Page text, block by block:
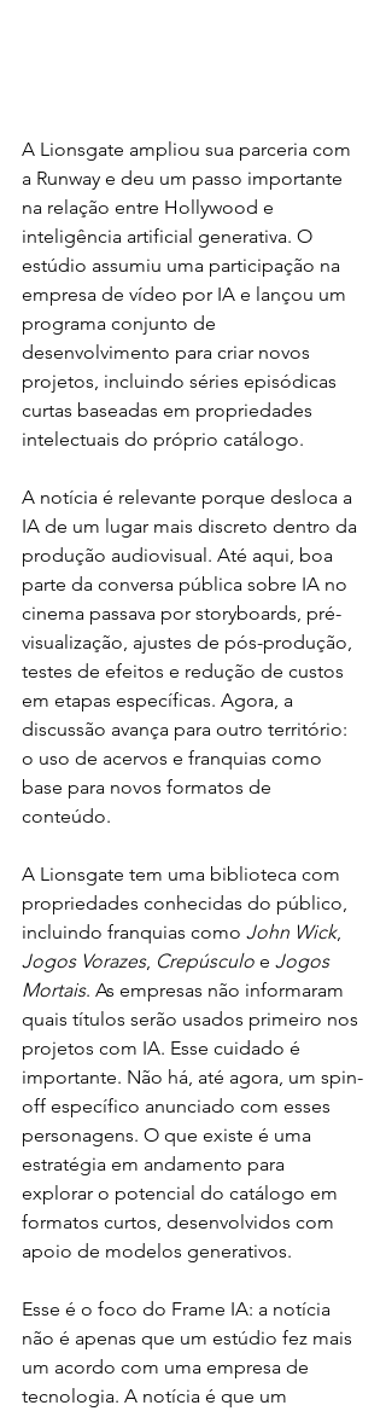
A Lionsgate ampliou sua parceria com
a Runway e deu um passo importante
na relação entre Hollywood e
inteligência artificial generativa. O
estúdio assumiu uma participação na
empresa de vídeo por IA e lançou um
programa conjunto de
desenvolvimento para criar novos
projetos, incluindo séries episódicas
curtas baseadas em propriedades
intelectuais do próprio catálogo.
A notícia é relevante porque desloca a
IA de um lugar mais discreto dentro da
produção audiovisual. Até aqui, boa
parte da conversa pública sobre IA no
cinema passava por storyboards, pré-
visualização, ajustes de pós-produção,
testes de efeitos e redução de custos
em etapas específicas. Agora, a
discussão avança para outro território:
o uso de acervos e franquias como
base para novos formatos de
conteúdo.
A Lionsgate tem uma biblioteca com
propriedades conhecidas do público,
incluindo franquias como John Wick,
Jogos Vorazes, Crepúsculo e Jogos
Mortais. As empresas não informaram
quais títulos serão usados primeiro nos
projetos com IA. Esse cuidado é
importante. Não há, até agora, um spin-
off específico anunciado com esses
personagens. O que existe é uma
estratégia em andamento para
explorar o potencial do catálogo em
formatos curtos, desenvolvidos com
apoio de modelos generativos.
Esse é o foco do Frame IA: a notícia
não é apenas que um estúdio fez mais
um acordo com uma empresa de
tecnologia. A notícia é que um